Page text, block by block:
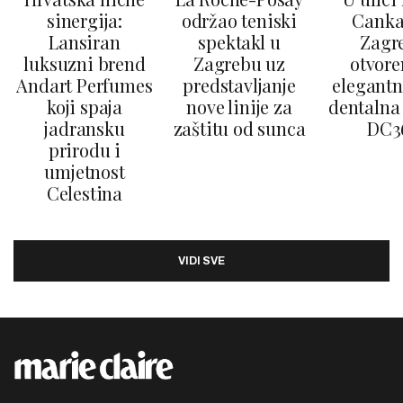
sinergija:
Lansiran
luksuzni brend
Andart Perfumes
koji spaja
jadransku
prirodu i
umjetnost
Celestina
održao teniski
spektakl u
Zagrebu uz
predstavljanje
nove linije za
zaštitu od sunca
VIDI SVE